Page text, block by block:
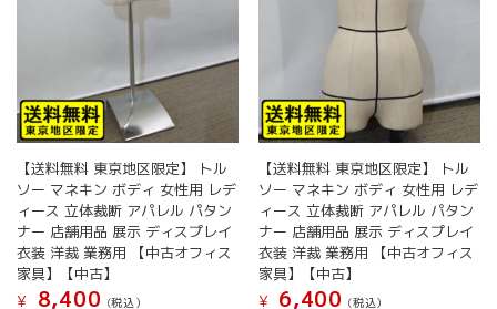
プ
シ
ョ
ン
は
商
品
ペ
ー
ジ
【送料無料 東京地区限定】 トル
ソー マネキン ボディ 女性用 レデ
ィース 立体裁断 アパレル パタン
ナー 店舗用品 展示 ディスプレイ
衣装 洋裁 業務用 【中古オフィス
家具】【中古】
¥
8,400 (税込）
【送料無料 東京地区限定】 トル
ソー マネキン ボディ 女性用 レデ
ィース 立体裁断 アパレル パタン
ナー 店舗用品 展示 ディスプレイ
衣装 洋裁 業務用 【中古オフィス
家具】【中古】
¥
6,400 (税込）